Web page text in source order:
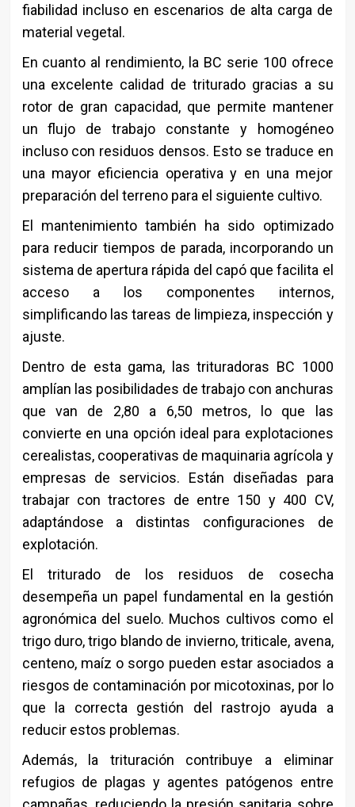
fiabilidad incluso en escenarios de alta carga de
material vegetal.
En cuanto al rendimiento, la BC serie 100 ofrece
una excelente calidad de triturado gracias a su
rotor de gran capacidad, que permite mantener
un flujo de trabajo constante y homogéneo
incluso con residuos densos. Esto se traduce en
una mayor eficiencia operativa y en una mejor
preparación del terreno para el siguiente cultivo.
El mantenimiento también ha sido optimizado
para reducir tiempos de parada, incorporando un
sistema de apertura rápida del capó que facilita el
acceso a los componentes internos,
simplificando las tareas de limpieza, inspección y
ajuste.
Dentro de esta gama, las trituradoras BC 1000
amplían las posibilidades de trabajo con anchuras
que van de 2,80 a 6,50 metros, lo que las
convierte en una opción ideal para explotaciones
cerealistas, cooperativas de maquinaria agrícola y
empresas de servicios. Están diseñadas para
trabajar con tractores de entre 150 y 400 CV,
adaptándose a distintas configuraciones de
explotación.
El triturado de los residuos de cosecha
desempeña un papel fundamental en la gestión
agronómica del suelo. Muchos cultivos como el
trigo duro, trigo blando de invierno, triticale, avena,
centeno, maíz o sorgo pueden estar asociados a
riesgos de contaminación por micotoxinas, por lo
que la correcta gestión del rastrojo ayuda a
reducir estos problemas.
Además, la trituración contribuye a eliminar
refugios de plagas y agentes patógenos entre